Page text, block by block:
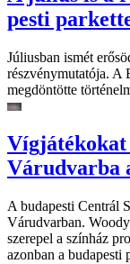
pesti
Júliusban ismét
részvénymutatója. A
megdöntötte
Vígjátékokat
Várudvarba
A budapesti Centrál
Várudvarban.
szerepel a színház
azonban a budapesti